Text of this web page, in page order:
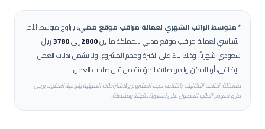
*متوسط الراتب الشهري لعمالة مراقب موقع مدني:يتراوح متوسط الأجر
الأساسي لعمالةمراقب موقع مدنيبالمملكة ما بين2800إلى3780ريال
سعودي شهرياً، وذلك بناءً على الخبرة وحجم المشروع، ولا يشمل بدلات العمل
الإضافي، أو السكن والمواصلات المؤمنة من قبل صاحب العمل.
ملاحظة: تختلف التكاليف باختلاف حجم المشروع والاشتراطات المهنية ونوعية العقود. يرجى
ملء نموذج الطلب للحصول على تسعيرة دقيقة ومفصلة.